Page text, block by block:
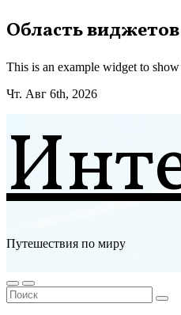
Перейти
к
Область
This is an example widget to
Чт. Авг 6th, 2026
Путешествия по миру